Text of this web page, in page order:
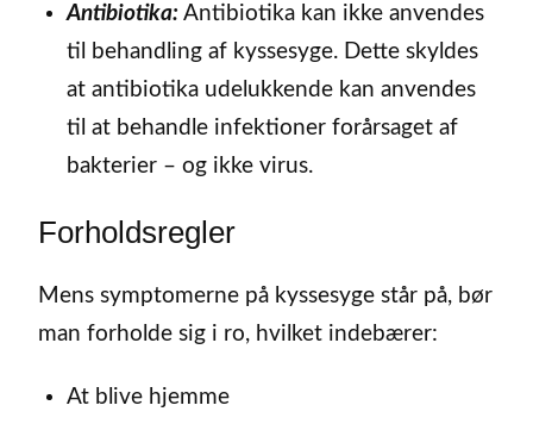
Antibiotika: Antibiotika kan ikke anvendes
til behandling af kyssesyge. Dette skyldes
at antibiotika udelukkende kan anvendes
til at behandle infektioner forårsaget af
bakterier – og ikke virus.
Forholdsregler
Mens symptomerne på kyssesyge står på, bør
man forholde sig i ro, hvilket indebærer:
At blive hjemme